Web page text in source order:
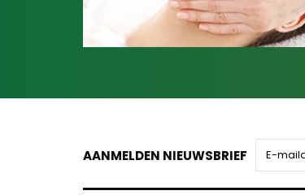
AANMELDEN NIEUWSBRIEF